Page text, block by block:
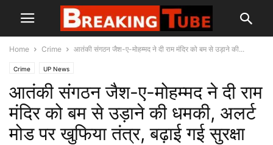
Home Crime आतंकी संगठन जैश-ए-मोहम्मद ने दी राम मंदिर को बम से उड़ाने की...
Crime UP News
आतंकी संगठन जैश-ए-मोहम्मद ने दी राम
मंदिर को बम से उड़ाने की धमकी, अलर्ट
मोड पर खुफिया तंत्र, बढ़ाई गई सुरक्षा